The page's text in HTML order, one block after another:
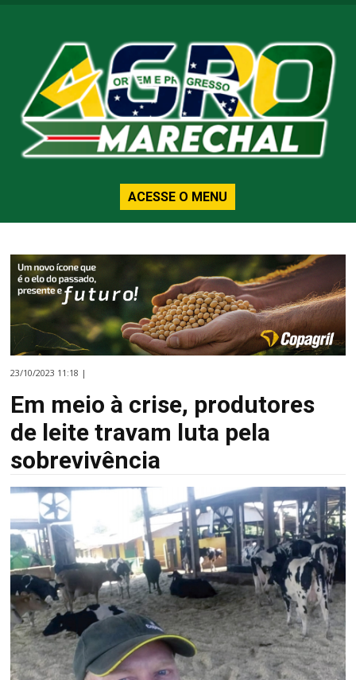
ACESSE O MENU
23/10/2023 11:18 |
Em meio à crise, produtores
de leite travam luta pela
sobrevivência